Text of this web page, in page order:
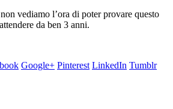
vediamo l’ora di poter provare questo
da ben 3 anni.
Google+ Pinterest LinkedIn Tumblr